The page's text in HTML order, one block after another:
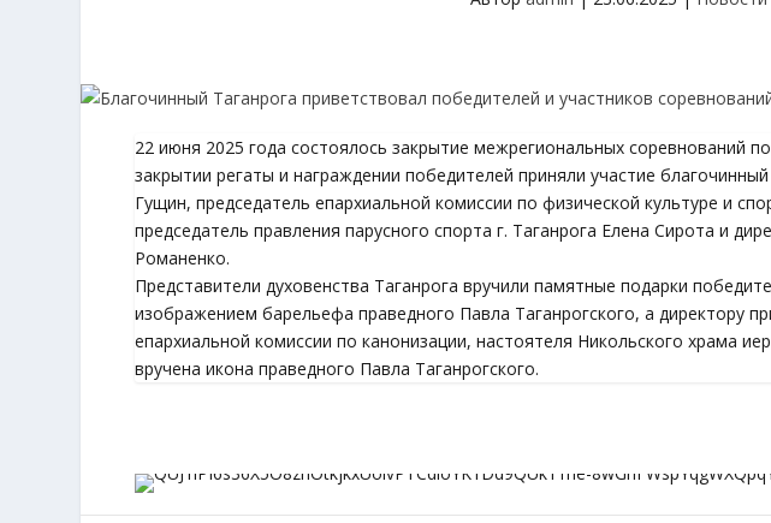
22 июня 2025 года состоялось закрытие межрегиональных соревнований
закрытии регаты и награждении победителей приняли участие
Гущин, председатель епархиальной комиссии по физической культуре и
председатель правления парусного спорта г. Таганрога Елена Сирота и
Романенко.
Представители духовенства Таганрога вручили памятные подарки
изображением барельефа праведного Павла Таганрогского, а директору
епархиальной комиссии по канонизации, настоятеля Никольского храма
вручена икона праведного Павла Таганрогского.